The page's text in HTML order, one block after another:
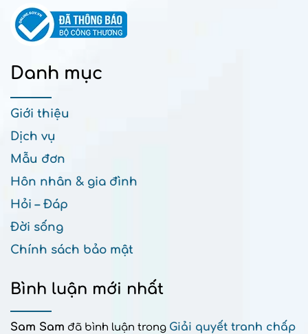
Danh mục
Giới thiệu
Dịch vụ
Mẫu đơn
Hôn nhân & gia đình
Hỏi – Đáp
Đời sống
Chính sách bảo mật
Bình luận mới nhất
Sam Sam đã bình luận trong Giải quyết tranh chấp